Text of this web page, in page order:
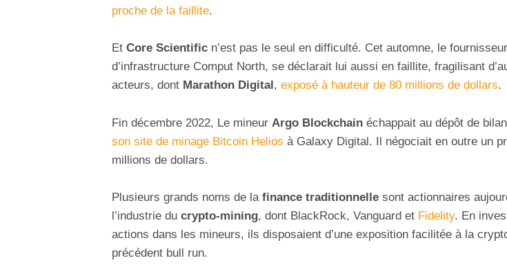
proche de la faillite.
Et Core Scientific n’est pas le seul en difficulté. Cet automne, le fournisseur
d’infrastructure Comput North, se déclarait lui aussi en faillite, fragilisant
acteurs, dont Marathon Digital , exposé à hauteur de 80 millions de dollars.
Fin décembre 2022, Le mineur Argo Blockchain échappait au dépôt de
son site de minage Bitcoin Helios à Galaxy Digital. Il négociait en outre un
millions de dollars.
Plusieurs grands noms de la finance traditionnelle sont actionnaires
l’industrie du crypto-mining, dont BlackRock, Vanguard et Fidelity. En
actions dans les mineurs, ils disposaient d’une exposition facilitée à la
précédent bull run.